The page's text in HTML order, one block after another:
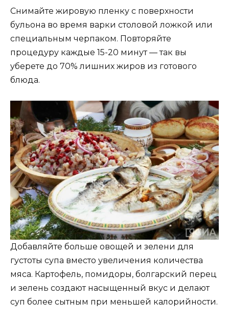
Снимайте жировую пленку с поверхности
бульона во время варки столовой ложкой или
специальным черпаком. Повторяйте
процедуру каждые 15-20 минут — так вы
уберете до 70% лишних жиров из готового
блюда.
Добавляйте больше овощей и зелени для
густоты супа вместо увеличения количества
мяса. Картофель, помидоры, болгарский перец
и зелень создают насыщенный вкус и делают
суп более сытным при меньшей калорийности.